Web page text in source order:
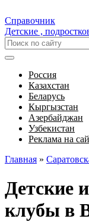
Справочник
Детские ,
Россия
Казахстан
Беларусь
Кыргызстан
Азербайджан
Узбекистан
Реклама на
Главная »
Детские
клубы в